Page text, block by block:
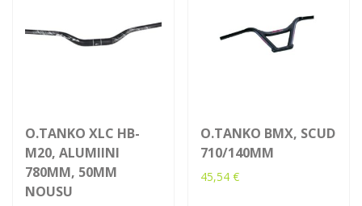
O.TANKO XLC HB-
M20, ALUMIINI
780MM, 50MM
NOUSU
O.TANKO BMX, SCUD
710/140MM
45,54€